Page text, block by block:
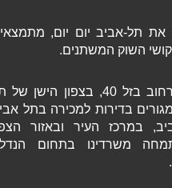
את תל-אביב יום יום, מתמצאים
השוק המשתנים.
המשרד ממוקם משנת 2009 ברחוב בזל 40, בצפון הישן של תל
בדירות למכירה בתל אביב
במרכז העיר ובאזור הצפון
משרדינו בתחום הנדל"ן